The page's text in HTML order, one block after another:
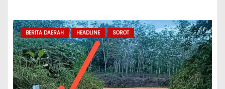
BERITA DAERAH HEADLINE SOROT